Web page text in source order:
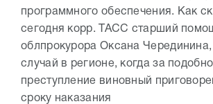
программного обеспечения. Как
сегодня корр. ТАСС старший
облпрокурора Оксана Черединина,
случай в регионе, когда за
преступление виновный
сроку наказания